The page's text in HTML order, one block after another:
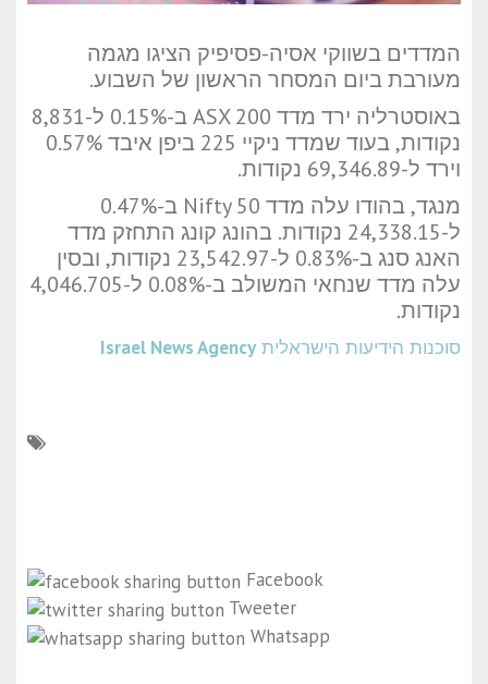
המדדים בשווקי אסיה-פסיפיק הציגו מגמה
מעורבת ביום המסחר הראשון של השבוע.
באוסטרליה ירד מדד ASX 200 ב-0.15% ל-8,831
נקודות, בעוד שמדד ניקיי 225 ביפן איבד 0.57%
וירד ל-69,346.89 נקודות.
מנגד, בהודו עלה מדד Nifty 50 ב-0.47%
ל-24,338.15 נקודות. בהונג קונג התחזק מדד
האנג סנג ב-0.83% ל-23,542.97 נקודות, ובסין
עלה מדד שנחאי המשולב ב-0.08% ל-4,046.705
נקודות.
סוכנות הידיעות הישראלית Israel News Agency
Facebook
Tweeter
Whatsapp